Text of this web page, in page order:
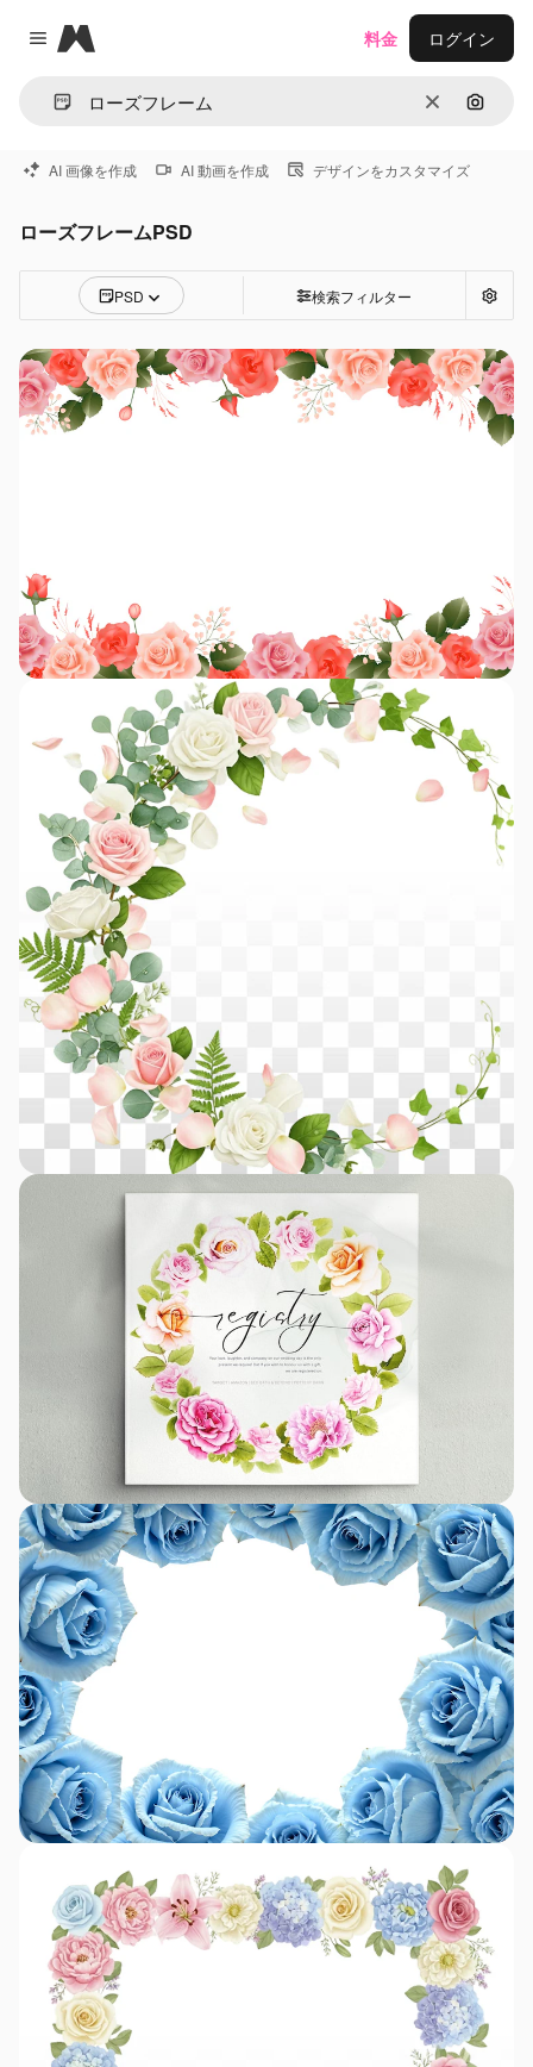
Close menu
Magnific
消去 画像で
料金 ログイン
AI 画像を作成 AI 動画を作成 デザインをカスタマイズ
ローズフレームPSD
PSD 検索フィルター